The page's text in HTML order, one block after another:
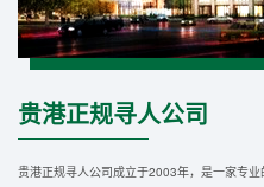
贵港正规寻人公司
贵港正规寻人公司成立于2003年，是一家专